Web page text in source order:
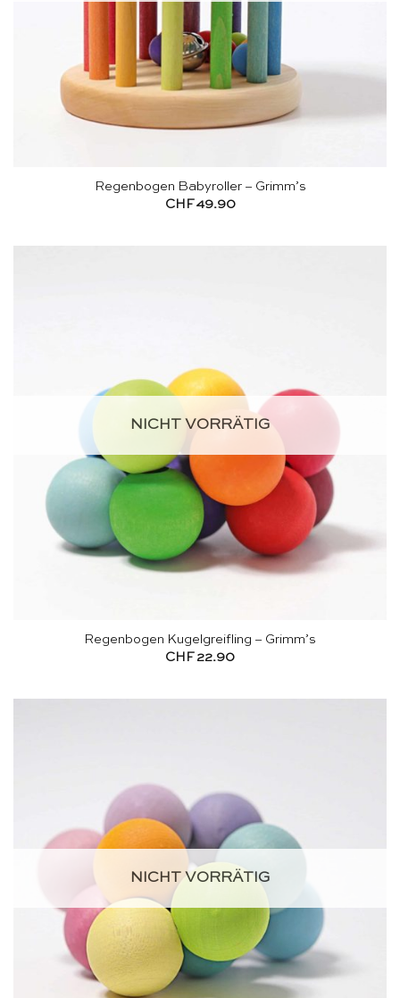
Regenbogen Babyroller – Grimm’s
CHF49.90
NICHT VORRÄTIG
Regenbogen Kugelgreifling – Grimm’s
CHF22.90
NICHT VORRÄTIG